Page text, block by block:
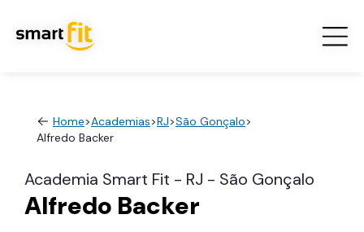
Home>Academias>RJ>São Gonçalo>
Alfredo Backer
Academia Smart Fit - RJ - São Gonçalo
Alfredo Backer